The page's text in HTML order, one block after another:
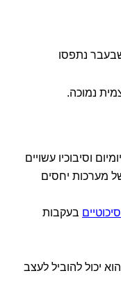
שבעבר נתפסו
נמוכה.
וסיבוכיו עשויים
מערכות יחסים
בעקבות
יכול להוביל לעצב